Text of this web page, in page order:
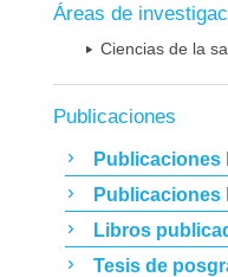
Áreas de
Ciencias de la
Publicaciones
Publicaciones
Publicaciones
Libros
Tesis de